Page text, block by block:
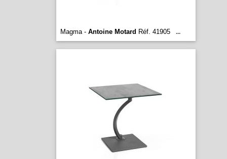
Magma - Antoine Motard Réf. 41905 ...